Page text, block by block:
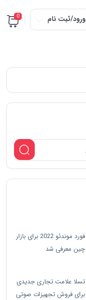
ورود/ثبت نام 0
فورد موندئو 2022 برای بازار
چین معرفی شد
تسلا علامت تجاری جدیدی
برای فروش تجهیزات صوتی